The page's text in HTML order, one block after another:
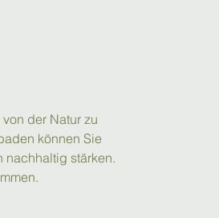
der Natur zu
können Sie
nachhaltig stärken.